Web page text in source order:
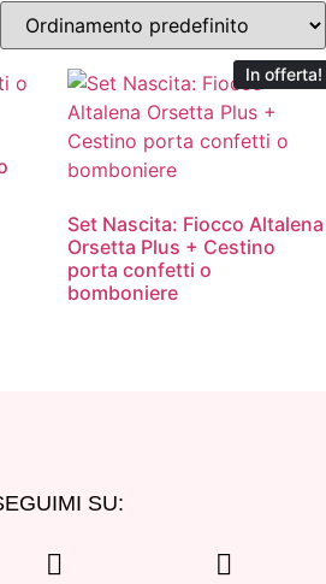
In offerta!
Set Nascita: Fiocco Altalena
Orsetta Plus + Cestino
porta confetti o
bomboniere
SU: